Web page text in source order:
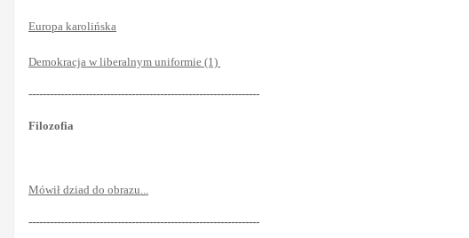
Europa karolińska
Demokracja w liberalnym uniformie (1)
-----------------------------------------------------------------
Filozofia
Mówił dziad do obrazu...
-----------------------------------------------------------------